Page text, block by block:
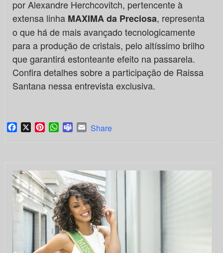
por Alexandre Herchcovitch, pertencente à
extensa linha MAXIMA da Preciosa, representa
o que há de mais avançado tecnologicamente
para a produção de cristais, pelo altíssimo brilho
que garantirá estonteante efeito na passarela.
Confira detalhes sobre a participação de Raissa
Santana nessa entrevista exclusiva.
Facebook
X PinterestWhatsApp
TeamsEmail
Share